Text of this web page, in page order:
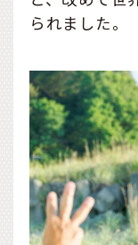
られました。